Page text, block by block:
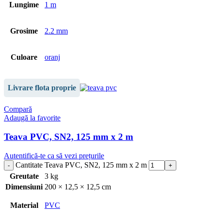
Lungime 1 m
Grosime 2.2 mm
Culoare oranj
Livrare flota proprie
Compară
Adaugă la favorite
Teava PVC, SN2, 125 mm x 2 m
Autentifică-te ca să vezi prețurile
Cantitate Teava PVC, SN2, 125 mm x 2 m
Greutate
3 kg
Dimensiuni 200 × 12,5 × 12,5 cm
Material PVC